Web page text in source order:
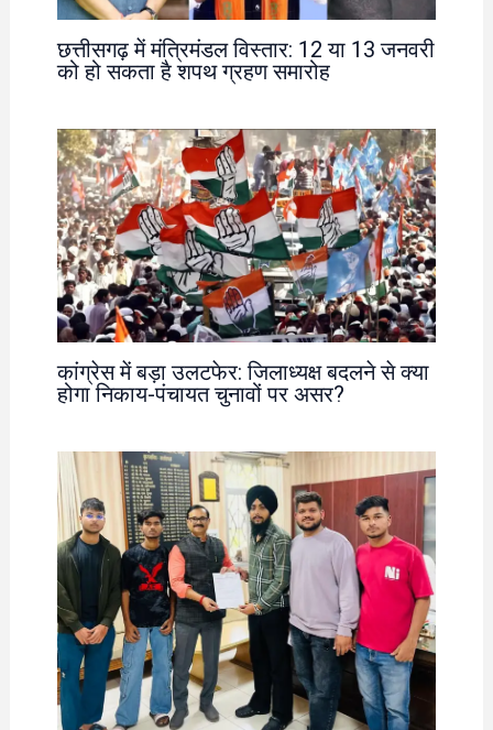
छत्तीसगढ़ में मंत्रिमंडल विस्तार: 12 या 13 जनवरी
को हो सकता है शपथ ग्रहण समारोह
कांग्रेस में बड़ा उलटफेर: जिलाध्यक्ष बदलने से क्या
होगा निकाय-पंचायत चुनावों पर असर?